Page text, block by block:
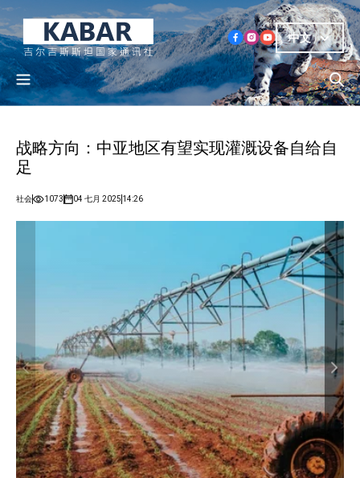
中文
战略方向：中亚地区有望实现灌溉设备自给自
足
社会 1073 04 七月 2025 14:26